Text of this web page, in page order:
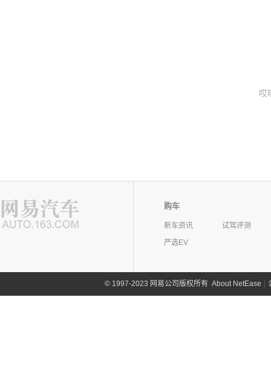
哎
购车
新车资讯
试驾评测
严选EV
©1997-2023 网易公司版权所有 About NetEase